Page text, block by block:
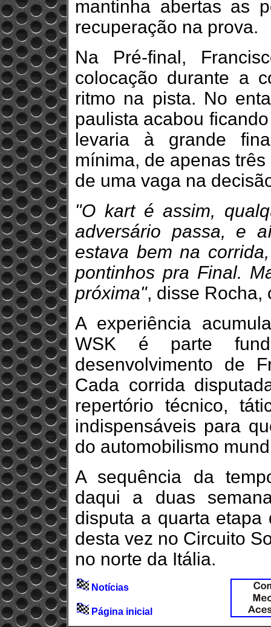
mantinha abertas as
recuperação na prova.
Na Pré-final,
colocação durante a
ritmo na pista. No
paulista acabou
levaria à grande
mínima, de apenas
de uma vaga na
"O kart é assim,
adversário passa, e
estava bem na
pontinhos pra Final.
próxima", disse Rocha,
A experiência
WSK é parte
desenvolvimento de
Cada corrida
repertório técnico,
indispensáveis para
do automobilismo
A sequência da
daqui a duas
disputa a quarta etapa
desta vez no Circuito
no norte da Itália.
Notícias
Página inicial